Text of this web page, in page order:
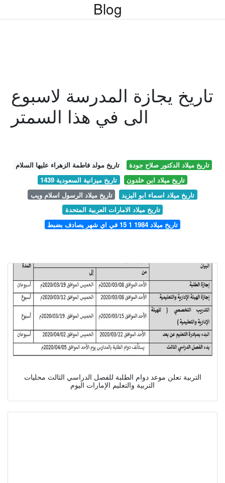
Blog
تاريخ يجازة المدرسة لاسبوع
الى في هذا السمتر
تاريخ مولد فاطمة الزهراء عليها السلام
تاريخ ميلاد الدكتور صلاح جودة
تاريخ ميزانية السعودية 1439
تاريخ ميلاد ابن خلدون
تاريخ ميلاد الرسول اسلام ويب
تاريخ ميلاد اسماء ابو اليزيد
تاريخ ميلاد الامارات العربية المتحدة
تاريخ ميلاد 1984 1 15 في اي شهر يصادف بضبط
التربية تعلن موعد دوام الطلبة للفصل الدراسي الثالث محليات
التربية والتعليم الإمارات اليوم